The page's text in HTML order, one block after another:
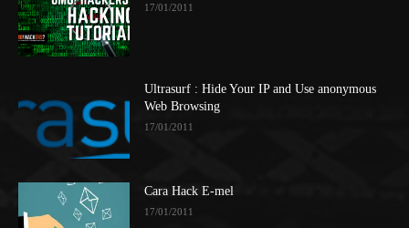
17/01/2011
Ultrasurf : Hide Your IP and Use anonymous
Web Browsing
17/01/2011
Cara Hack E-mel
17/01/2011